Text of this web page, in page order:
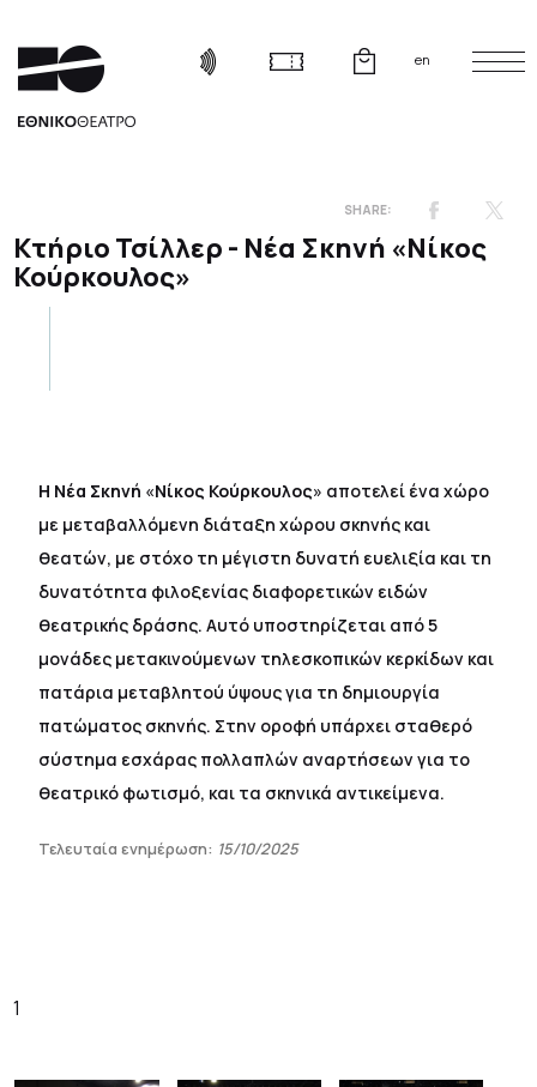
en
Κτήριο Τσίλλερ - Νέα Σκηνή «Νίκος
Κούρκουλος»
Η Νέα Σκηνή «Νίκος Κούρκουλος» αποτελεί ένα χώρο
με μεταβαλλόμενη διάταξη χώρου σκηνής και
θεατών, με στόχο τη μέγιστη δυνατή ευελιξία και τη
δυνατότητα φιλοξενίας διαφορετικών ειδών
θεατρικής δράσης. Αυτό υποστηρίζεται από 5
μονάδες μετακινούμενων τηλεσκοπικών κερκίδων και
πατάρια μεταβλητού ύψους για τη δημιουργία
πατώματος σκηνής. Στην οροφή υπάρχει σταθερό
σύστημα εσχάρας πολλαπλών αναρτήσεων για το
θεατρικό φωτισμό, και τα σκηνικά αντικείμενα.
Τελευταία ενημέρωση: 15/10/2025
1